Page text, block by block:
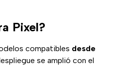
Pixel?
compatibles desde
se amplió con el